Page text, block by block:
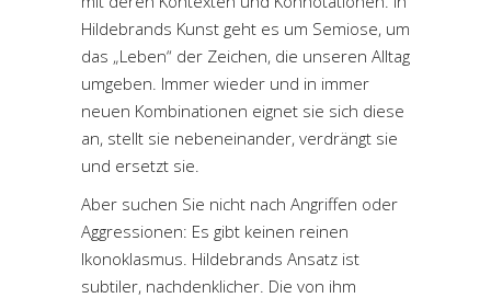
Hildebrands Kunst geht es um Semiose, um
das „Leben“ der Zeichen, die unseren Alltag
umgeben. Immer wieder und in immer
neuen Kombinationen eignet sie sich diese
an, stellt sie nebeneinander, verdrängt sie
und ersetzt sie.
Aber suchen Sie nicht nach Angriffen oder
Aggressionen: Es gibt keinen reinen
Ikonoklasmus. Hildebrands Ansatz ist
subtiler, nachdenklicher. Die von ihm